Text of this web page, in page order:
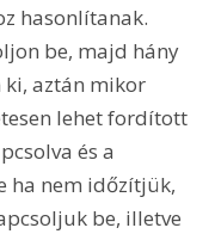
hasonlítanak.
be, majd hány
aztán mikor
lehet fordított
és a
ha nem időzítjük,
be, illetve